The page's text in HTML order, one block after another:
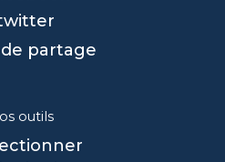
partage
outils